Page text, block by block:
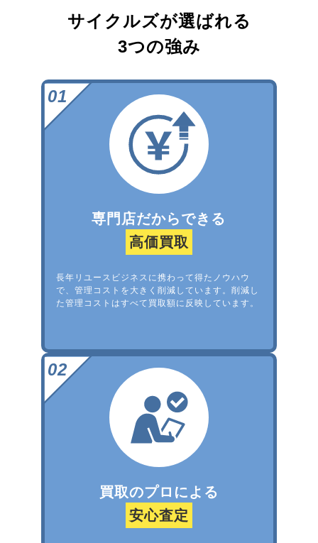
サイクルズが選ばれる
3つの強み
専門店だからできる
高価買取
長年リユースビジネスに携わって得たノウハウ
で、管理コストを大きく削減しています。削減し
た管理コストはすべて買取額に反映しています。
買取のプロによる
安心査定